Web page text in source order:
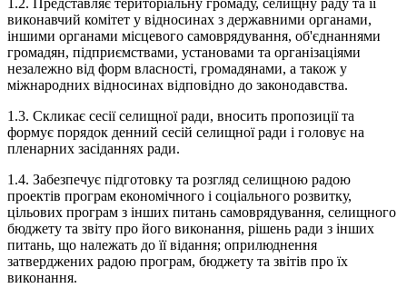
1.2. Представляє територіальну громаду, селищну раду та її
виконавчий комітет у відносинах з державними органами,
іншими органами місцевого самоврядування, об'єднаннями
громадян, підприємствами, установами та організаціями
незалежно від форм власності, громадянами, а також у
міжнародних відносинах відповідно до законодавства.
1.3. Скликає сесії селищної ради, вносить пропозиції та
формує порядок денний сесій селищної ради і головує на
пленарних засіданнях ради.
1.4. Забезпечує підготовку та розгляд селищною радою
проектів програм економічного і соціального розвитку,
цільових програм з інших питань самоврядування, селищного
бюджету та звіту про його виконання, рішень ради з інших
питань, що належать до її відання; оприлюднення
затверджених радою програм, бюджету та звітів про їх
виконання.